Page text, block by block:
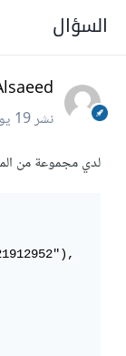
السؤال
نشر19 يونيو 2021
لدي مجموعة من